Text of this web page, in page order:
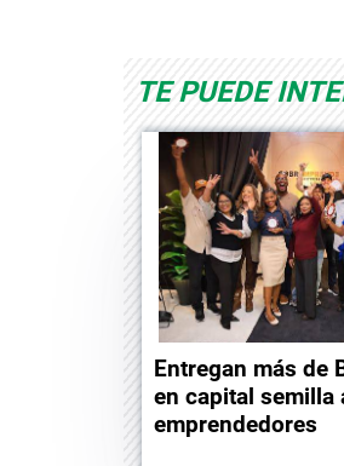
TE PUEDE
Entregan más de
en capital semilla
emprendedores